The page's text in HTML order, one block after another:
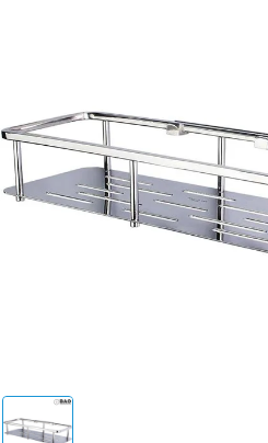
Vòi chậu - vòi hồ - vòi gắn tường
Máy sấy tay
Lavabo tủ - Lavabo kính